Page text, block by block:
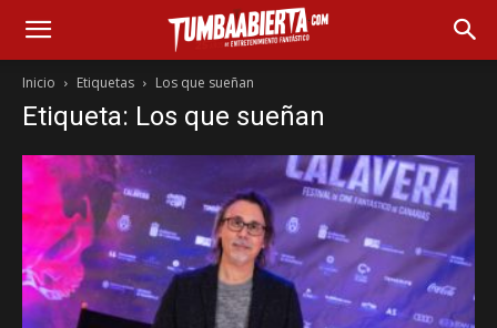
Inicio Etiquetas Los que sueñan
Etiqueta: Los que sueñan